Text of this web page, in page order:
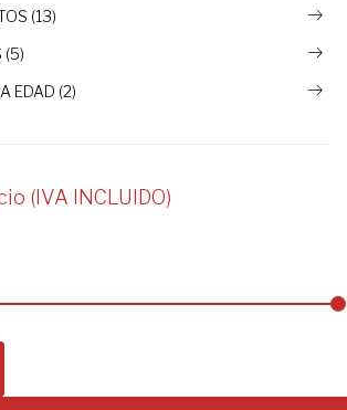
(13)
(5)
EDAD (2)
(IVA INCLUIDO)